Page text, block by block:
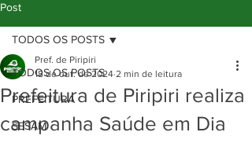
Post
TODOS OS POSTS
PREFEITURA
SESAM
TODOS OS POSTS
Prefeitura de Piripiri realiza
campanha Saúde em Dia
Pref. de Piripiri
18 de out. de 2024 2 min de leitura